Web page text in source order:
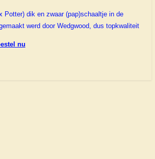
Potter) dik en zwaar (pap)schaaltje in de
werd door Wedgwood, dus topkwaliteit
nu